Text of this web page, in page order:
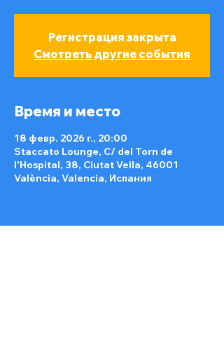
Регистрация закрыта
Смотреть другие события
Время и место
18 февр. 2026 г., 20:00
Staccato Lounge, C/ del Torn de
l'Hospital, 38, Ciutat Vella, 46001
València, Valencia, Испания